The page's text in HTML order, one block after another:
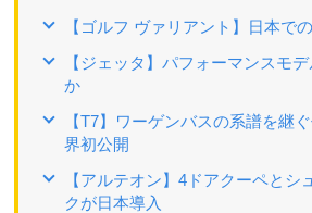
【ゴルフ ヴァリアント】日本で
【ジェッタ】パフォーマンスモ
か
【T7】ワーゲンバスの系譜を継
界初公開
【アルテオン】4ドアクーペとシ
クが日本導入